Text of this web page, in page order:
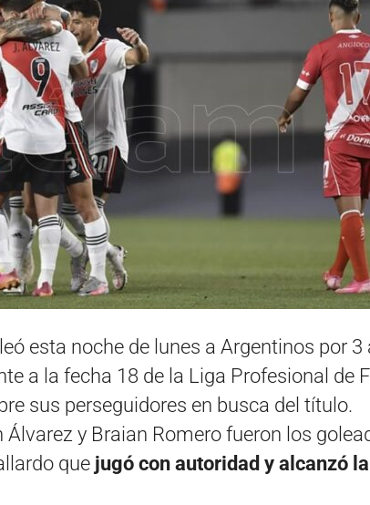
esta noche de lunes a Argentinos por 3
a la fecha 18 de la Liga Profesional de
sus perseguidores en busca del título.
y Braian Romero fueron los
que jugó con autoridad y alcanzó